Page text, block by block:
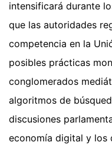
intensificará durante
que las autoridades
competencia en la
posibles prácticas
conglomerados
algoritmos de
discusiones
economía digital y los